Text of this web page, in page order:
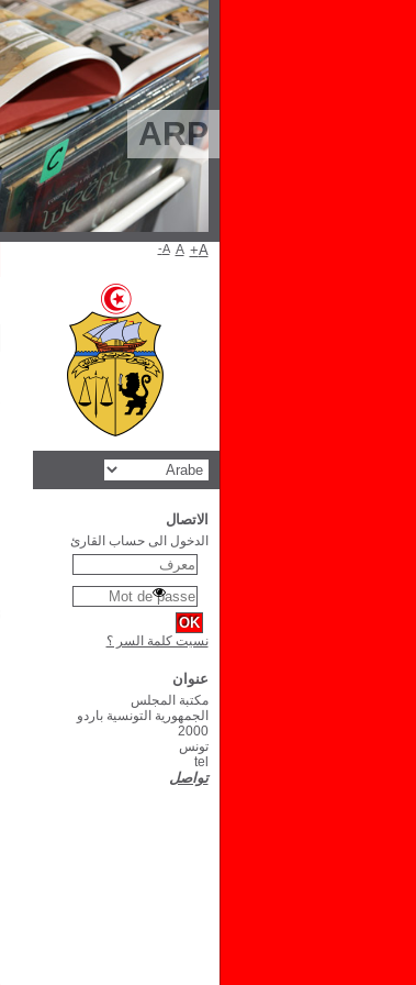
ARP
A- A A+
الاتصال
الدخول الى حساب القارئ
نسيت كلمة السر ؟
عنوان
مكتبة المجلس
الجمهورية التونسية باردو
2000
تونس
tel
تواصل